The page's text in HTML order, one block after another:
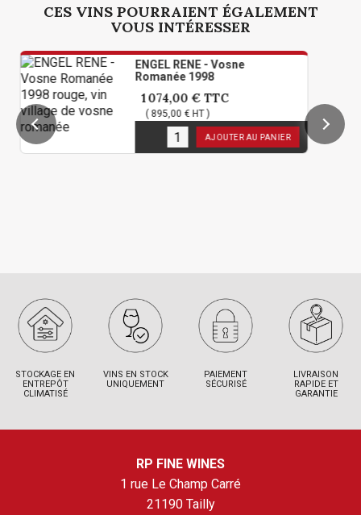
CES VINS POURRAIENT ÉGALEMENT
VOUS INTÉRESSER
ENGEL RENE - Vosne
Romanée 1998
1 074,00 € TTC
( 895,00 € HT )
1en stock AJOUTER AU PANIER
STOCKAGE EN
ENTREPÔT
CLIMATISÉ
VINS EN STOCK
UNIQUEMENT
PAIEMENT
SÉCURISÉ
LIVRAISON
RAPIDE ET
GARANTIE
RP FINE WINES
1 rue Le Champ Carré
21190 Tailly